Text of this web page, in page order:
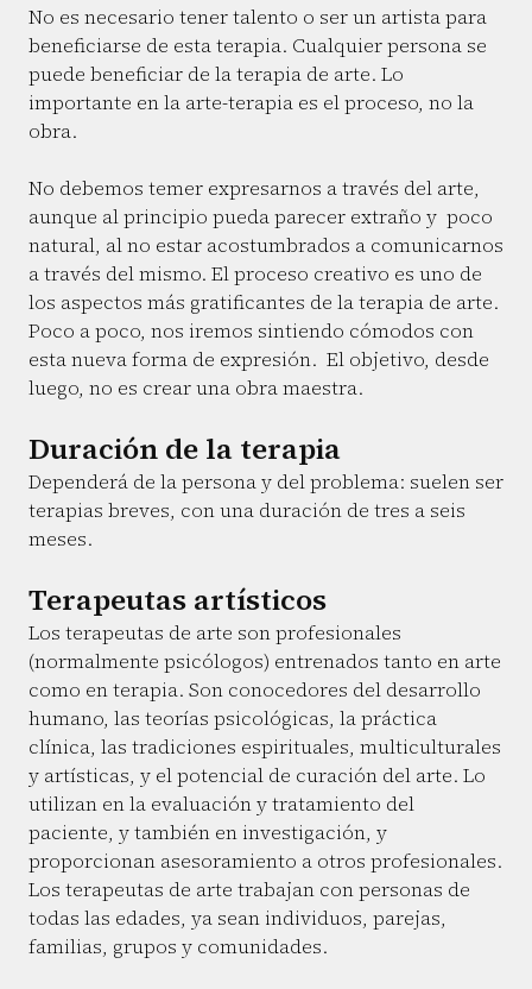
No es necesario tener talento o ser un artista para
beneficiarse de esta terapia. Cualquier persona se
puede beneficiar de la terapia de arte. Lo
importante en la arte-terapia es el proceso, no la
obra.
No debemos temer expresarnos a través del arte,
aunque al principio pueda parecer extraño y poco
natural, al no estar acostumbrados a comunicarnos
a través del mismo. El proceso creativo es uno de
los aspectos más gratificantes de la terapia de arte.
Poco a poco, nos iremos sintiendo cómodos con
esta nueva forma de expresión. El objetivo, desde
luego, no es crear una obra maestra.
Duración de la terapia
Dependerá de la persona y del problema: suelen ser
terapias breves, con una duración de tres a seis
meses.
Terapeutas artísticos
Los terapeutas de arte son profesionales
(normalmente psicólogos) entrenados tanto en arte
como en terapia. Son conocedores del desarrollo
humano, las teorías psicológicas, la práctica
clínica, las tradiciones espirituales, multiculturales
y artísticas, y el potencial de curación del arte. Lo
utilizan en la evaluación y tratamiento del
paciente, y también en investigación, y
proporcionan asesoramiento a otros profesionales.
Los terapeutas de arte trabajan con personas de
todas las edades, ya sean individuos, parejas,
familias, grupos y comunidades.